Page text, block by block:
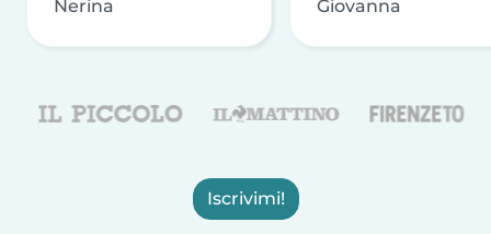
Nerina Giovanna
Iscrivimi!